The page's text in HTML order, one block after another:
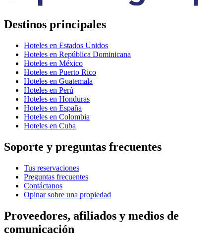
Destinos principales
Hoteles en Estados Unidos
Hoteles en República Dominicana
Hoteles en México
Hoteles en Puerto Rico
Hoteles en Guatemala
Hoteles en Perú
Hoteles en Honduras
Hoteles en España
Hoteles en Colombia
Hoteles en Cuba
Soporte y preguntas frecuentes
Tus reservaciones
Preguntas frecuentes
Contáctanos
Opinar sobre una propiedad
Proveedores, afiliados y medios de
comunicación